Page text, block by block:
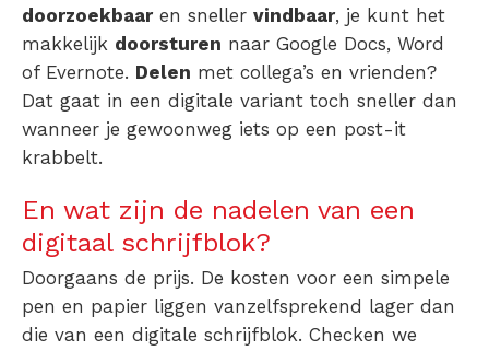
doorzoekbaaren sneller vindbaar, je kunt het
makkelijk doorsturen naar Google Docs, Word
of Evernote. Delen met collega’s en vrienden?
Dat gaat in een digitale variant toch sneller dan
wanneer je gewoonweg iets op een post-it
krabbelt.
En wat zijn de nadelen van een
digitaal schrijfblok?
Doorgaans de prijs. De kosten voor een simpele
pen en papier liggen vanzelfsprekend lager dan
die van een digitale schrijfblok. Checken we